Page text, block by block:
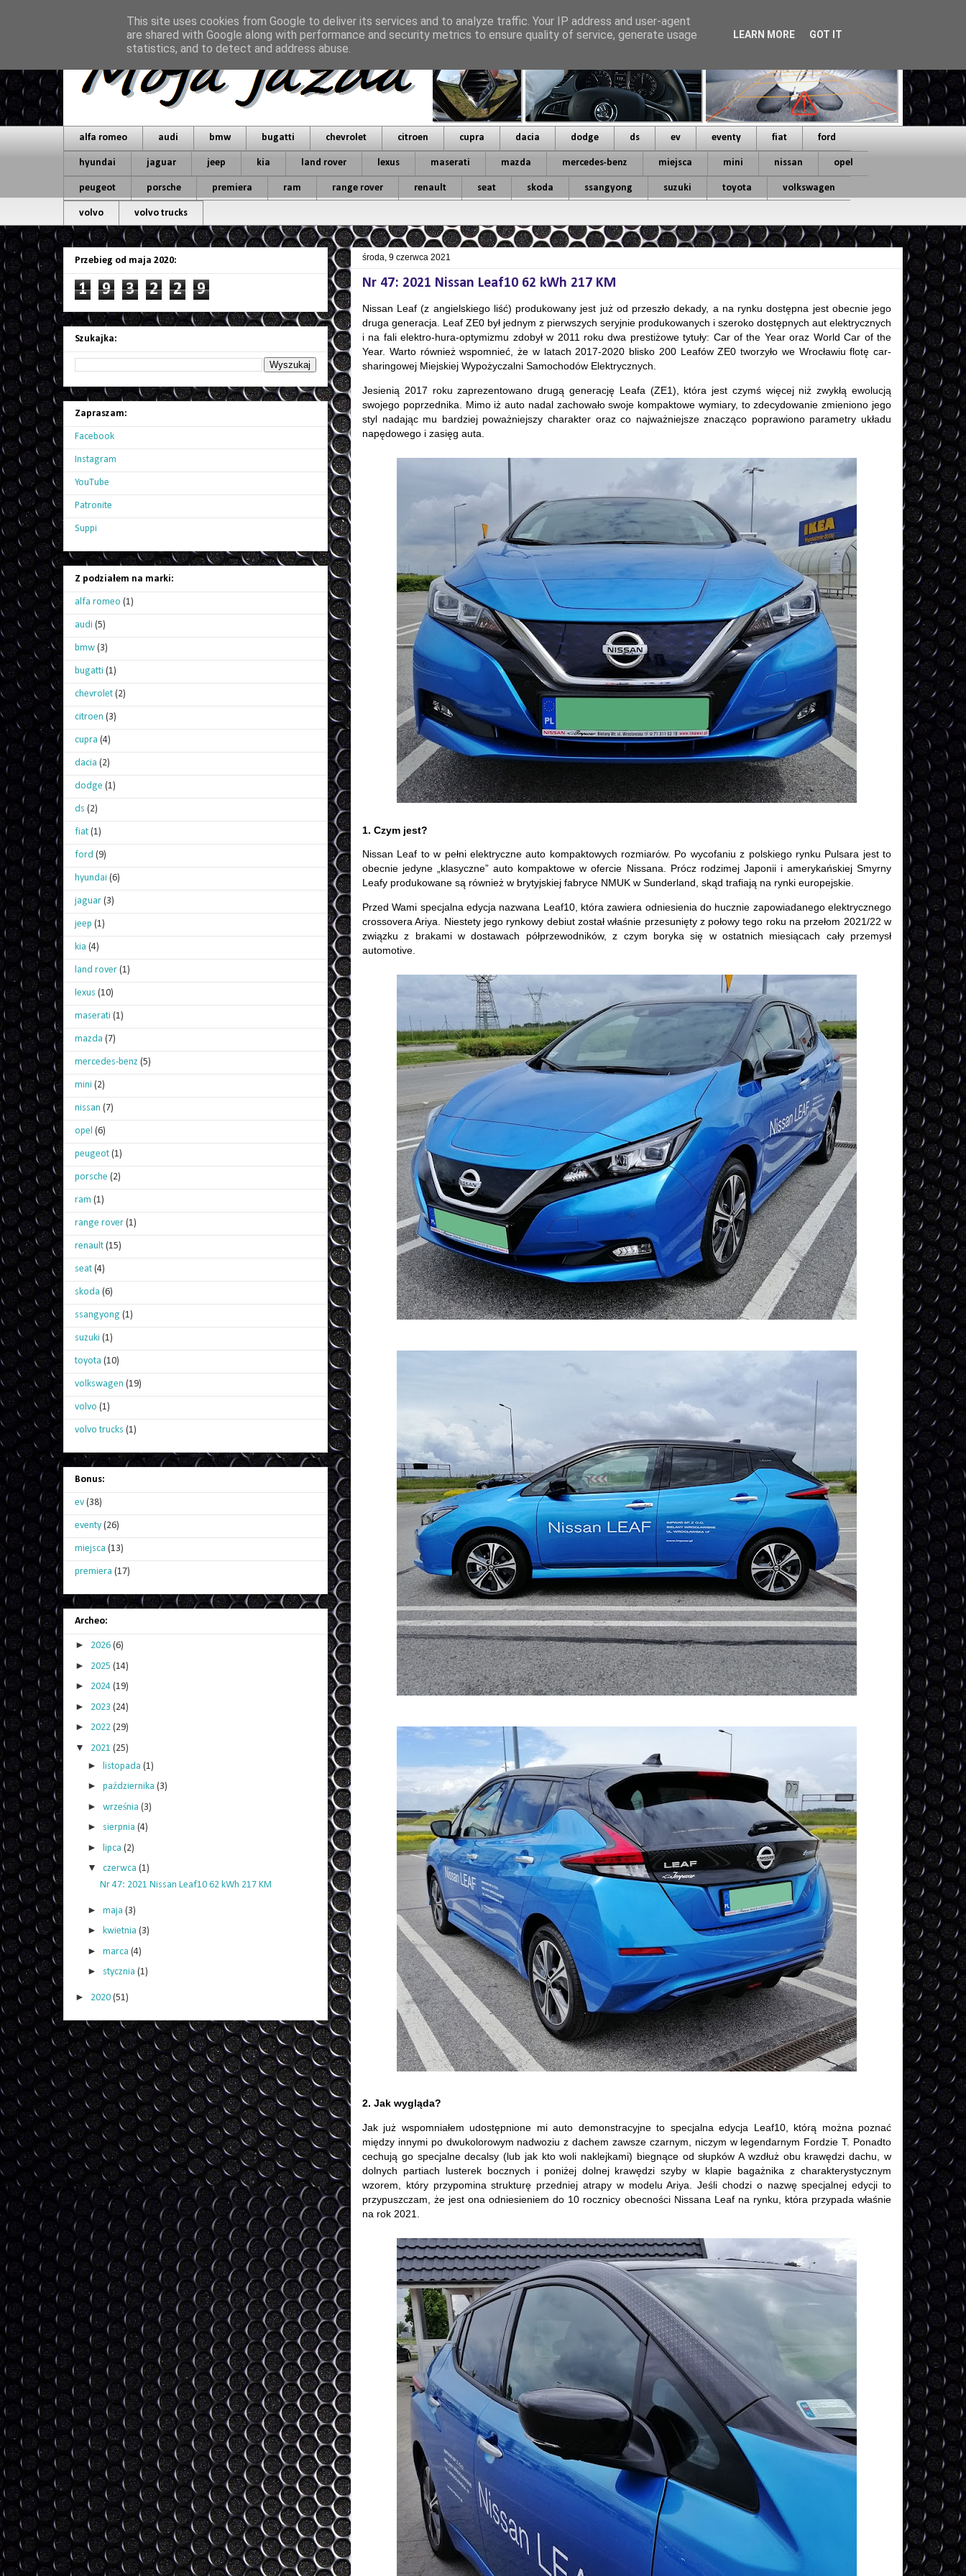
alfa romeo audi bmw bugatti chevrolet citroen cupra dacia dodge ds ev eventy fiat ford
hyundai jaguar jeep kia land rover lexus maserati mazda mercedes-benz miejsca mini nissan opel
peugeot porsche premiera ram range rover renault seat skoda ssangyong suzuki toyota volkswagen
volvo volvo trucks
środa, 9 czerwca 2021
Nr 47: 2021 Nissan Leaf10 62 kWh 217 KM
Nissan Leaf (z angielskiego liść) produkowany jest już od przeszło dekady, a na rynku dostępna jest obecnie jego
druga generacja. Leaf ZE0 był jednym z pierwszych seryjnie produkowanych i szeroko dostępnych aut elektrycznych
i na fali elektro-hura-optymizmu zdobył w 2011 roku dwa prestiżowe tytuły: Car of the Year oraz World Car of the
Year. Warto również wspomnieć, że w latach 2017-2020 blisko 200 Leafów ZE0 tworzyło we Wrocławiu flotę car-
sharingowej Miejskiej Wypożyczalni Samochodów Elektrycznych.
Jesienią 2017 roku zaprezentowano drugą generację Leafa (ZE1), która jest czymś więcej niż zwykłą ewolucją
swojego poprzednika. Mimo iż auto nadal zachowało swoje kompaktowe wymiary, to zdecydowanie zmieniono jego
styl nadając mu bardziej poważniejszy charakter oraz co najważniejsze znacząco poprawiono parametry układu
napędowego i zasięg auta.
1. Czym jest?
Nissan Leaf to w pełni elektryczne auto kompaktowych rozmiarów. Po wycofaniu z polskiego rynku Pulsara jest to
obecnie jedyne „klasyczne” auto kompaktowe w ofercie Nissana. Prócz rodzimej Japonii i amerykańskiej Smyrny
Leafy produkowane są również w brytyjskiej fabryce NMUK w Sunderland, skąd trafiają na rynki europejskie.
Przed Wami specjalna edycja nazwana Leaf10, która zawiera odniesienia do hucznie zapowiadanego elektrycznego
crossovera Ariya. Niestety jego rynkowy debiut został właśnie przesunięty z połowy tego roku na przełom 2021/22 w
związku z brakami w dostawach półprzewodników, z czym boryka się w ostatnich miesiącach cały przemysł
automotive.
2. Jak wygląda?
Jak już wspomniałem udostępnione mi auto demonstracyjne to specjalna edycja Leaf10, którą można poznać
między innymi po dwukolorowym nadwoziu z dachem zawsze czarnym, niczym w legendarnym Fordzie T. Ponadto
cechują go specjalne decalsy (lub jak kto woli naklejkami) biegnące od słupków A wzdłuż obu krawędzi dachu, w
dolnych partiach lusterek bocznych i poniżej dolnej krawędzi szyby w klapie bagażnika z charakterystycznym
wzorem, który przypomina strukturę przedniej atrapy w modelu Ariya. Jeśli chodzi o nazwę specjalnej edycji to
przypuszczam, że jest ona odniesieniem do 10 rocznicy obecności Nissana Leaf na rynku, która przypada właśnie
na rok 2021.
Przebieg od maja 2020:
1 9 3 2 2 9
Szukajka:
Zapraszam:
Facebook
Instagram
YouTube
Patronite
Suppi
Z podziałem na marki:
alfa romeo (1)
audi (5)
bmw (3)
bugatti (1)
chevrolet (2)
citroen (3)
cupra (4)
dacia (2)
dodge (1)
ds (2)
fiat (1)
ford (9)
hyundai (6)
jaguar (3)
jeep (1)
kia (4)
land rover (1)
lexus (10)
maserati (1)
mazda (7)
mercedes-benz (5)
mini (2)
nissan (7)
opel (6)
peugeot (1)
porsche (2)
ram (1)
range rover (1)
renault (15)
seat (4)
skoda (6)
ssangyong (1)
suzuki (1)
toyota (10)
volkswagen (19)
volvo (1)
volvo trucks (1)
Bonus:
ev (38)
eventy (26)
miejsca (13)
premiera (17)
Archeo:
► 2026 (6)
► 2025 (14)
► 2024 (19)
► 2023 (24)
► 2022 (29)
▼ 2021 (25)
► listopada (1)
► października (3)
► września (3)
► sierpnia (4)
► lipca (2)
▼ czerwca (1)
Nr 47: 2021 Nissan Leaf10 62 kWh 217 KM
► maja (3)
► kwietnia (3)
► marca (4)
► stycznia (1)
► 2020 (51)
This site uses cookies from Google to deliver its services and to analyze traffic. Your IP address and user-agent
are shared with Google along with performance and security metrics to ensure quality of service, generate usage
statistics, and to detect and address abuse.
LEARN MORE GOT IT